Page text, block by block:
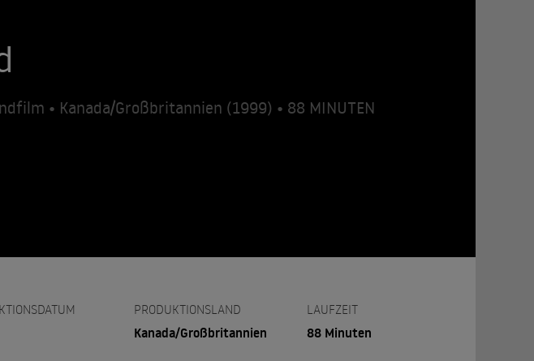
• Kanada/Großbritannien (1999) • 88 MINUTEN
PRODUKTIONSLAND
Kanada/Großbritannien
LAUFZEIT
88 Minuten